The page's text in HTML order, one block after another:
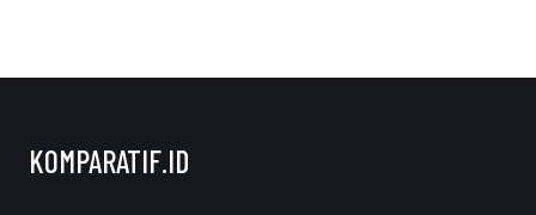
KOMPARATIF.ID